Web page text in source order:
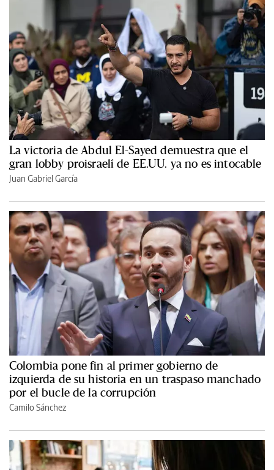
La victoria de Abdul El-Sayed demuestra que el
gran lobby proisraelí de EE.UU. ya no es intocable
Juan Gabriel García
Colombia pone fin al primer gobierno de
izquierda de su historia en un traspaso manchado
por el bucle de la corrupción
Camilo Sánchez